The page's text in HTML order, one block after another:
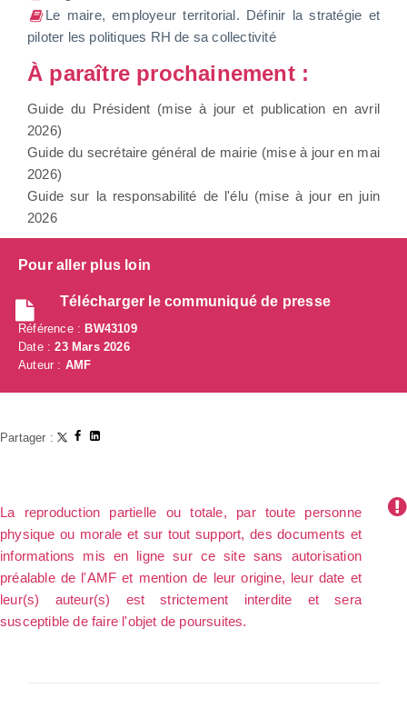
Le maire, employeur territorial. Définir la stratégie et
piloter les politiques RH de sa collectivité
À paraître prochainement :
Guide du Président (mise à jour et publication en avril
2026)
Guide du secrétaire général de mairie (mise à jour en mai
2026)
Guide sur la responsabilité de l'élu (mise à jour en juin
2026
Pour aller plus loin
Télécharger le communiqué de presse
Référence :BW43109
Date :23 Mars 2026
Auteur : AMF
Partager :
La reproduction partielle ou totale, par toute personne
physique ou morale et sur tout support, des documents et
informations mis en ligne sur ce site sans autorisation
préalable de l'AMF et mention de leur origine, leur date et
leur(s) auteur(s) est strictement interdite et sera
susceptible de faire l'objet de poursuites.